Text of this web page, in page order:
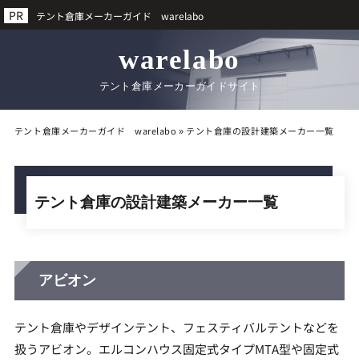
テント倉庫メーカーガイド warelabo
warelabo
テント倉庫メーカーガイドサイト
テント倉庫メーカーガイド warelabo » テント倉庫の設計建築メーカー一覧
テント倉庫の設計建築メーカー一覧
アビオン
テント倉庫やデザインテント、フェスティバルテントなどを
扱うアビオン。エルコンハウス固定式タイプMTA型や固定式